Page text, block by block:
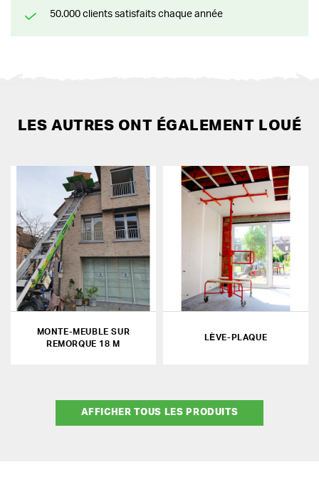
50.000 clients satisfaits chaque année
LES AUTRES ONT ÉGALEMENT LOUÉ
MONTE-MEUBLE SUR
REMORQUE 18 M
LÈVE-PLAQUE
AFFICHER TOUS LES PRODUITS